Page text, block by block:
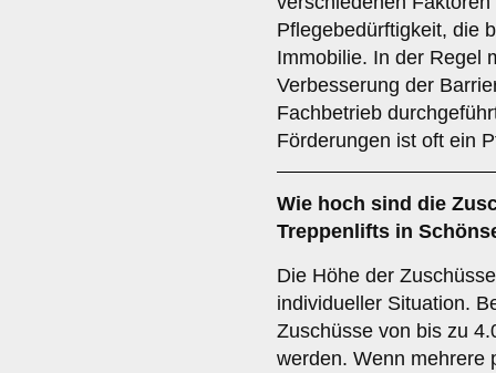
Pflegebedürftigkeit, die
Immobilie. In der Regel
Verbesserung der
Fachbetrieb
Förderungen ist oft ein
Wie hoch sind die
Treppenlifts in
Die Höhe der
individueller Situation.
Zuschüsse von bis zu
werden. Wenn mehrere